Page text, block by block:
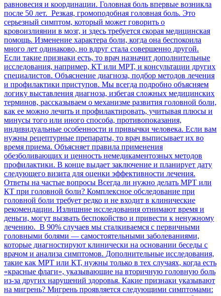
равновесия и координации. Головная боль впервые возникла
после 50 лет. Резкая, громоподобная головная боль. Это
серьезный симптом, который может говорить о
кровоизлиянии в мозг, и здесь требуется скорая медицинская
помощь. Изменение характера боли, когда она беспокоила
много лет одинаково, но вдруг стала совершенно другой.
Если такие признаки есть, то врач назначит дополнительные
исследования, например, КТ или МРТ, и консультации других
специалистов. Объяснение диагноза, подбор методов лечения
и профилактики приступов. Мы всегда подробно объясняем
логику выставления диагноза, избегая сложных медицинских
терминов, рассказываем о механизме развития головной боли,
как ее можно лечить и профилактировать, учитывая плюсы и
минусы того или иного способа, противопоказания,
индивидуальные особенности и привычки человека. Если вам
нужны рецептурные препараты, то врач выписывает их во
время приема. Объясняет правила применения
обезболивающих и ценность немедикаментозных методов
профилактики. В конце выдает заключение и планирует дату
следующего визита для оценки эффективности лечения.
Ответы на частые вопросы Всегда ли нужно делать МРТ или
КТ при головной боли? Комплексное обследование при
головной боли требует редко и не входит в клинические
рекомендации. Излишние исследования отнимают время и
деньги, могут вызвать беспокойство и привести к ненужному
лечению. В 90% случаев мы сталкиваемся с первичными
головными болями — самостоятельными заболеваниями,
которые диагностируют клинически на основании беседы с
врачом и анализа симптомов. Дополнительные исследования,
такие как МРТ или КТ, нужны только в тех случаях, когда есть
«красные флаги», указывающие на вторичную головную боль
из-за других нарушений здоровья. Какие признаки указывают
на мигрень? Мигрень проявляется следующими симптомами: